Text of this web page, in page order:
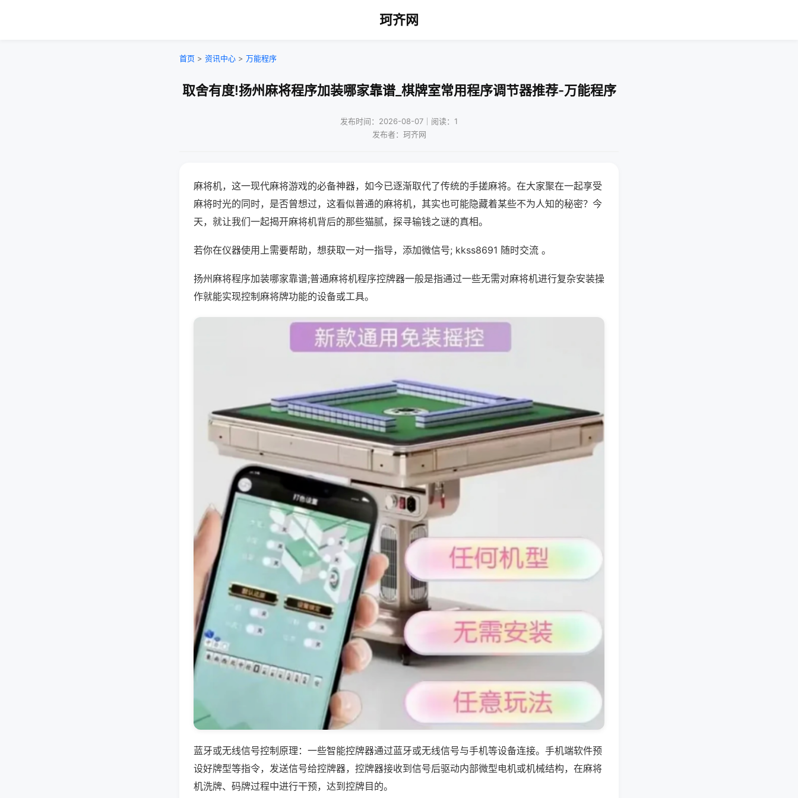
珂齐网
首页 > 资讯中心 > 万能程序
取舍有度!扬州麻将程序加装哪家靠谱_棋牌室常用程序调节器推荐-万能程序
发布时间：2026-08-07｜阅读：1
发布者：珂齐网
麻将机，这一现代麻将游戏的必备神器，如今已逐渐取代了传统的手搓麻将。在大家聚在一起享受
麻将时光的同时，是否曾想过，这看似普通的麻将机，其实也可能隐藏着某些不为人知的秘密？今
天，就让我们一起揭开麻将机背后的那些猫腻，探寻输钱之谜的真相。
若你在仪器使用上需要帮助，想获取一对一指导，添加微信号; kkss8691 随时交流 。
扬州麻将程序加装哪家靠谱;普通麻将机程序控牌器一般是指通过一些无需对麻将机进行复杂安装操
作就能实现控制麻将牌功能的设备或工具。
蓝牙或无线信号控制原理：一些智能控牌器通过蓝牙或无线信号与手机等设备连接。手机端软件预
设好牌型等指令，发送信号给控牌器，控牌器接收到信号后驱动内部微型电机或机械结构，在麻将
机洗牌、码牌过程中进行干预，达到控牌目的。